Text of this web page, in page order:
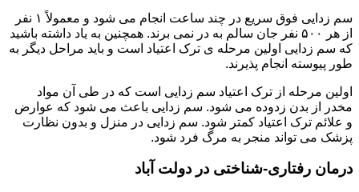
سم زدایی فوق سریع در چند ساعت انجام می شود و معمولاً ۱ نفر
از هر ۵۰۰ نفر جان سالم به در نمی برند. همچنین به یاد داشته باشید
که سم زدایی اولین مرحله ی ترک اعتیاد است و باید مراحل دیگر به
طور پیوسته انجام پذیرند.
اولین مرحله از ترک اعتیاد سم زدایی است که در طی آن مواد
مخدر از بدن زدوده می شود. سم زدایی باعث می شود که عوارض
و علائم ترک اعتیاد کمتر شود. سم زدایی در منزل و بدون نظارت
پزشک می تواند منجر به مرگ فرد شود.
درمان رفتاری-شناختی در دولت آباد